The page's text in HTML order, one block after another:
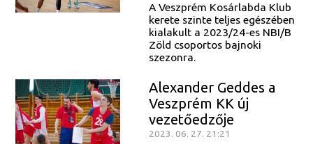
A Veszprém Kosárlabda Klub
kerete szinte teljes egészében
kialakult a 2023/24-es NBI/B
Zöld csoportos bajnoki
szezonra.
Alexander Geddes a
Veszprém KK új
vezetőedzője
2023. 06. 27. 21:21